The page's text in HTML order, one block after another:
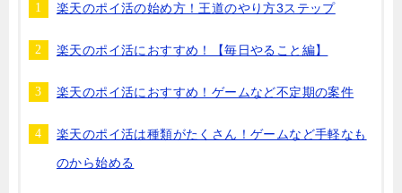
楽天のポイ活の始め方！王道のやり方3ステップ
楽天のポイ活におすすめ！【毎日やること編】
楽天のポイ活におすすめ！ゲームなど不定期の案件
楽天のポイ活は種類がたくさん！ゲームなど手軽なも
のから始める